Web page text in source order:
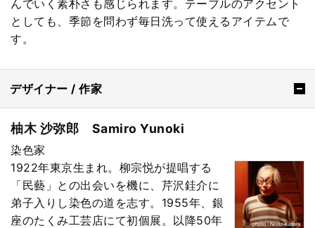
んでいく素朴さも感じられます。テーブルのアクセント
としても、季節を問わず毎日洗って使えるアイテムで
す。
デザイナー / 作家
柚木 沙弥郎 Samiro Yunoki
染色家
1922年東京生まれ。柳宗悦が提唱する
「民藝」との出会いを機に、芹沢銈介に
弟子入りし染色の道を志す。1955年、銀
座のたくみ工芸店にて初個展。以降50年